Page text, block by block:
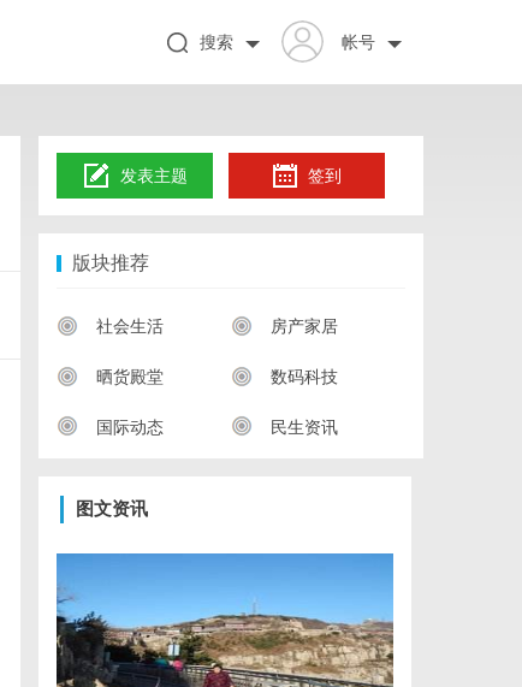
帐号
搜索
发表主题 签到
版块推荐
社会生活 房产家居
晒货殿堂 数码科技
国际动态 民生资讯
图文资讯